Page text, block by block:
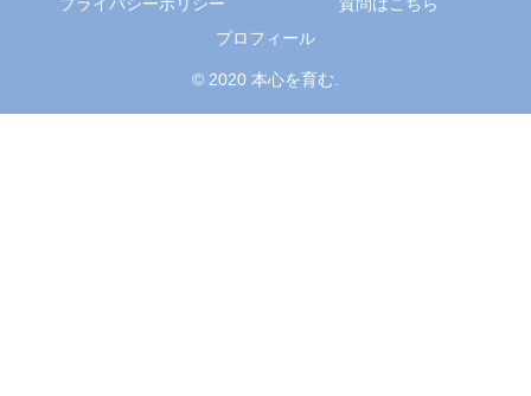
プライバシーポリシー
質問はこちら
プロフィール
© 2020 本心を育む.